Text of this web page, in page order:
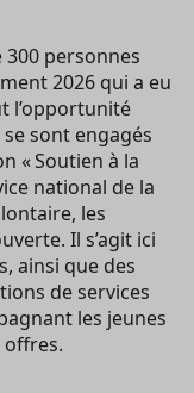
300 personnes
2026 qui a eu
l’opportunité
sont engagés
« Soutien à la
national de la
les
Il s’agit ici
ainsi que des
de services
les jeunes
offres.